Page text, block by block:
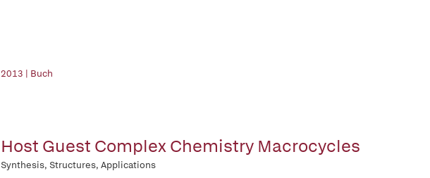
2013 | Buch
Host Guest Complex Chemistry Macrocycles
Synthesis, Structures, Applications